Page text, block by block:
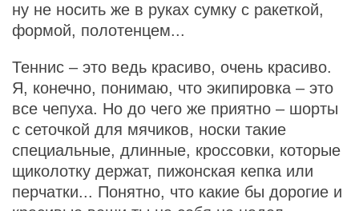
ну не носить же в руках сумку с ракеткой,
формой, полотенцем...
Теннис – это ведь красиво, очень красиво.
Я, конечно, понимаю, что экипировка – это
все чепуха. Но до чего же приятно – шорты
с сеточкой для мячиков, носки такие
специальные, длинные, кроссовки, которые
щиколотку держат, пижонская кепка или
перчатки... Понятно, что какие бы дорогие и